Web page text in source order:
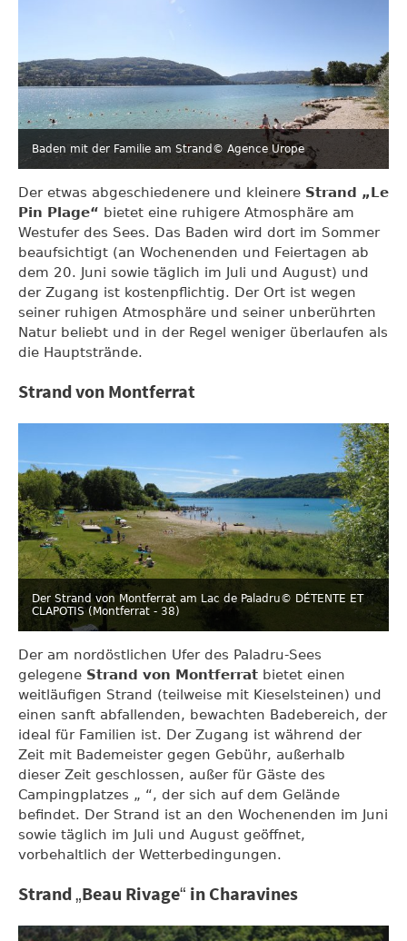
Baden mit der Familie am Strand © Agence Urope
Der etwas abgeschiedenere und kleinere Strand „Le
Pin Plage“ bietet eine ruhigere Atmosphäre am
Westufer des Sees. Das Baden wird dort im Sommer
beaufsichtigt (an Wochenenden und Feiertagen ab
dem 20. Juni sowie täglich im Juli und August) und
der Zugang ist kostenpflichtig. Der Ort ist wegen
seiner ruhigen Atmosphäre und seiner unberührten
Natur beliebt und in der Regel weniger überlaufen als
die Hauptstrände.
Strand von Montferrat
Der Strand von Montferrat am Lac de Paladru© DÉTENTE ET
CLAPOTIS (Montferrat - 38)
Der am nordöstlichen Ufer des Paladru-Sees
gelegene Strand von Montferrat bietet einen
weitläufigen Strand (teilweise mit Kieselsteinen) und
einen sanft abfallenden, bewachten Badebereich, der
ideal für Familien ist. Der Zugang ist während der
Zeit mit Bademeister gegen Gebühr, außerhalb
dieser Zeit geschlossen, außer für Gäste des
Campingplatzes „ “, der sich auf dem Gelände
befindet. Der Strand ist an den Wochenenden im Juni
sowie täglich im Juli und August geöffnet,
vorbehaltlich der Wetterbedingungen.
Strand „Beau Rivage“ in Charavines